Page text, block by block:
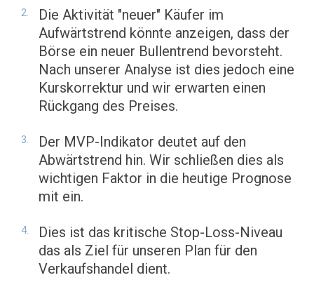
Die Aktivität "neuer" Käufer im
Aufwärtstrend könnte anzeigen, dass der
Börse ein neuer Bullentrend bevorsteht.
Nach unserer Analyse ist dies jedoch eine
Kurskorrektur und wir erwarten einen
Rückgang des Preises.
Der MVP-Indikator deutet auf den
Abwärtstrend hin. Wir schließen dies als
wichtigen Faktor in die heutige Prognose
mit ein.
Dies ist das kritische Stop-Loss-Niveau
das als Ziel für unseren Plan für den
Verkaufshandel dient.